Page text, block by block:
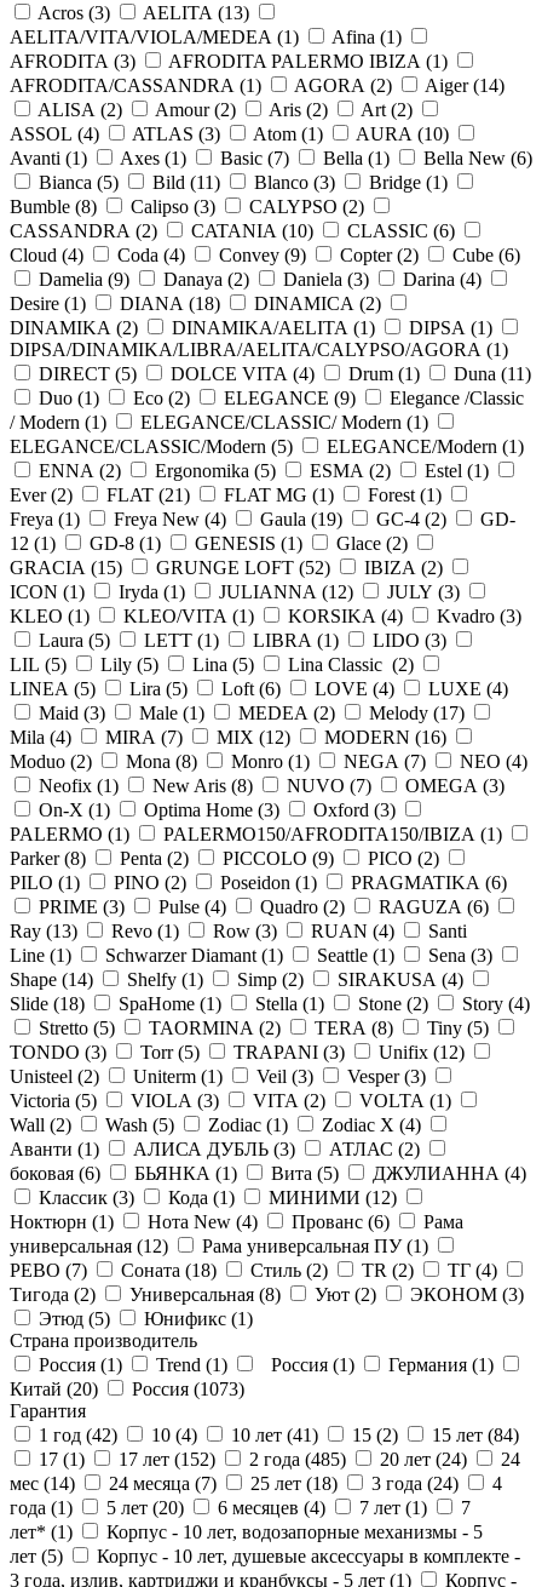
Acros (3) AELITA (13)
AELITA/VITA/VIOLA/MEDEA (1) Afina (1)
AFRODITA (3) AFRODITA PALERMO IBIZA (1)
AFRODITA/CASSANDRA (1) AGORA (2) Aiger (14)
ALISA (2) Amour (2) Aris (2) Art (2)
ASSOL (4) ATLAS (3) Atom (1) AURA (10)
Avanti (1) Axes (1) Basic (7) Bella (1) Bella New (6)
Bianca (5) Bild (11) Blanco (3) Bridge (1)
Bumble (8) Calipso (3) CALYPSO (2)
CASSANDRA (2) CATANIA (10) CLASSIC (6)
Cloud (4) Coda (4) Convey (9) Copter (2) Cube (6)
Damelia (9) Danaya (2) Daniela (3) Darina (4)
Desire (1) DIANA (18) DINAMICA (2)
DINAMIKA (2) DINAMIKA/AELITA (1) DIPSA (1)
DIPSA/DINAMIKA/LIBRA/AELITA/CALYPSO/AGORA (1)
DIRECT (5) DOLCE VITA (4) Drum (1) Duna (11)
Duo (1) Eco (2) ELEGANCE (9)
Elegance /Classic
/ Modern (1) ELEGANCE/CLASSIC/ Modern (1)
ELEGANCE/CLASSIC/Modern (5) ELEGANCE/Modern (1)
ENNA (2) Ergonomika (5) ESMA (2) Estel (1)
Ever (2) FLAT (21) FLAT MG (1) Forest (1)
Freya (1) Freya New (4) Gaula (19) GC-4 (2)
GD-
12 (1) GD-8 (1) GENESIS (1) Glace (2)
GRACIA (15) GRUNGE LOFT (52) IBIZA (2)
ICON (1) Iryda (1) JULIANNA (12) JULY (3)
KLEO (1) KLEO/VITA (1) KORSIKA (4) Kvadro (3)
Laura (5) LETT (1) LIBRA (1) LIDO (3)
LIL (5) Lily (5) Lina (5) Lina Classic (2)
LINEA (5) Lira (5) Loft (6) LOVE (4) LUXE (4)
Maid (3) Male (1) MEDEA (2) Melody (17)
Mila (4) MIRA (7) MIX (12) MODERN (16)
Moduo (2) Mona (8) Monro (1) NEGA (7) NEO (4)
Neofix (1) New Aris (8) NUVO (7) OMEGA (3)
On-X (1) Optima Home (3) Oxford (3)
PALERMO (1) PALERMO150/AFRODITA150/IBIZA (1)
Parker (8) Penta (2) PICCOLO (9) PICO (2)
PILO (1) PINO (2) Poseidon (1) PRAGMATIKA (6)
PRIME (3) Pulse (4) Quadro (2) RAGUZA (6)
Ray (13) Revo (1) Row (3) RUAN (4)
Santi
Line (1) Schwarzer Diamant (1) Seattle (1) Sena (3)
Shape (14) Shelfy (1) Simp (2) SIRAKUSA (4)
Slide (18) SpaHome (1) Stella (1) Stone (2) Story (4)
Stretto (5) TAORMINA (2) TERA (8) Tiny (5)
TONDO (3) Torr (5) TRAPANI (3) Unifix (12)
Unisteel (2) Uniterm (1) Veil (3) Vesper (3)
Victoria (5) VIOLA (3) VITA (2) VOLTA (1)
Wall (2) Wash (5) Zodiac (1) Zodiac X (4)
Аванти (1) АЛИСА ДУБЛЬ (3) АТЛАС (2)
боковая (6) БЬЯНКА (1) Вита (5) ДЖУЛИАННА (4)
Классик (3) Кода (1) МИНИМИ (12)
Ноктюрн (1) Нота New (4) Прованс (6)
Рама
универсальная (12) Рама универсальная ПУ (1)
РЕВО (7) Соната (18) Стиль (2) ТR (2) ТГ (4)
Тигода (2) Универсальная (8) Уют (2) ЭКОНОМ (3)
Этюд (5) Юнификс (1)
Страна производитель
Россия (1) Trend (1) Россия (1) Германия (1)
Китай (20) Россия (1073)
Гарантия
1 год (42) 10 (4) 10 лет (41) 15 (2) 15 лет (84)
17 (1) 17 лет (152) 2 года (485) 20 лет (24)
24
мес (14) 24 месяца (7) 25 лет (18) 3 года (24)
4
года (1) 5 лет (20) 6 месяцев (4) 7 лет (1)
7
лет* (1)
Корпус - 10 лет, водозапорные механизмы - 5
лет (5)
Корпус - 10 лет, душевые аксессуары в комплекте -
3 года, излив, картриджи и кранбуксы - 5 лет (1) Корпус -